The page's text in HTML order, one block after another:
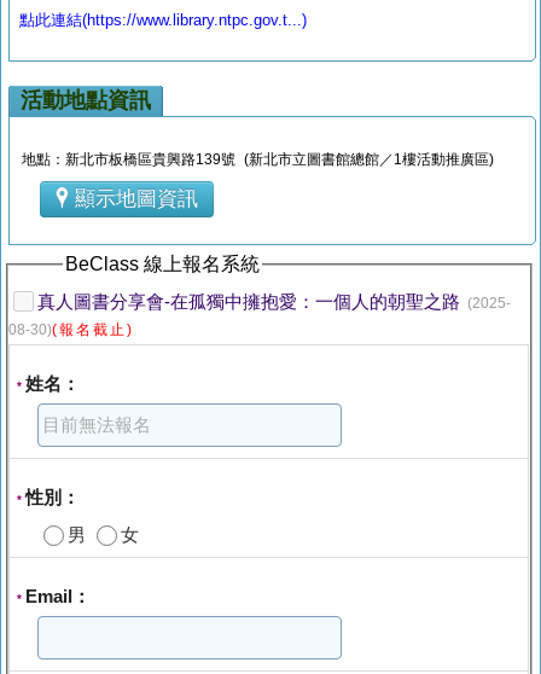
點此連結(https://www.library.ntpc.gov.t...)
活動地點資訊
地點：新北市板橋區貴興路139號 (新北市立圖書館總館／1樓活動推廣區)
顯示地圖資訊
BeClass 線上報名系統
真人圖書分享會-在孤獨中擁抱愛：一個人的朝聖之路 (2025-
08-30)(報名截止)
* 姓名：
*性別：
男
女
* Email：